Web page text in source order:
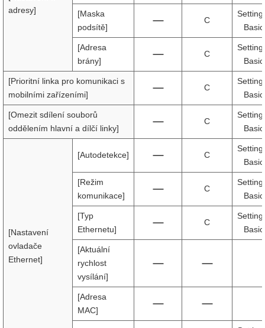
adresy]
[Maska
podsítě]
C
[Adresa
brány]
C
[Prioritní linka pro komunikaci s
mobilními zařízeními]
C
[Omezit sdílení souborů
oddělením hlavní a dílčí linky]
C
[Nastavení
ovladače
Ethernet]
[Autodetekce] C
[Režim
komunikace]
C
[Typ
Ethernetu]
C
[Aktuální
rychlost
vysílání]
[Adresa
MAC]